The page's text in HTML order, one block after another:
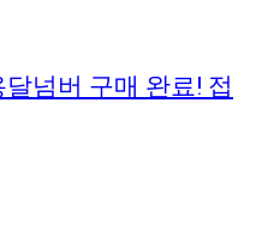
넘버 구매 완료! 접